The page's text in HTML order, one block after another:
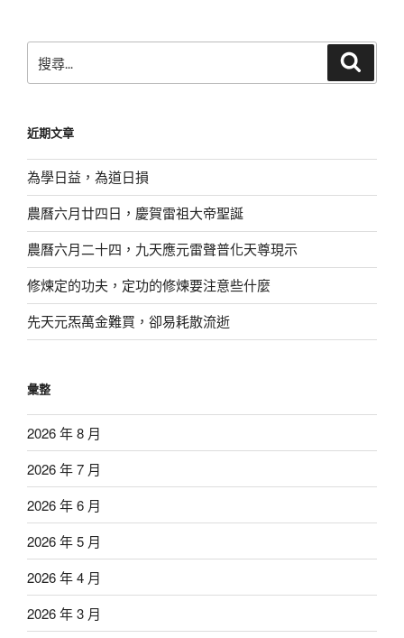
尋
字:
近期文章
為學日益，為道日損
農曆六月廿四日，慶賀雷祖大帝聖誕
農曆六月二十四，九天應元雷聲普化天尊現示
修煉定的功夫，定功的修煉要注意些什麼
先天元炁萬金難買，卻易耗散流逝
彙整
2026 年 8 月
2026 年 7 月
2026 年 6 月
2026 年 5 月
2026 年 4 月
2026 年 3 月